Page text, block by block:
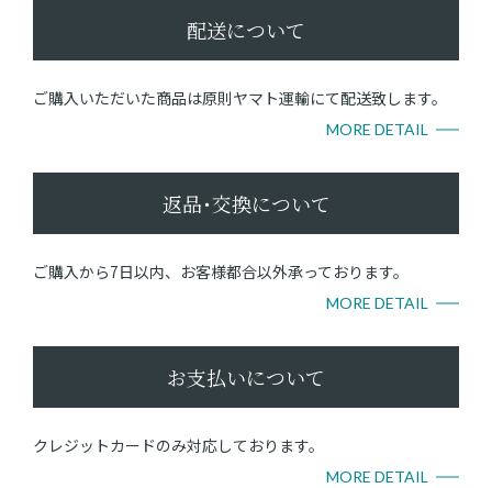
配送について
ご購入いただいた商品は原則ヤマト運輸にて配送致します。
MORE DETAIL
返品･交換について
ご購入から7日以内、お客様都合以外承っております。
MORE DETAIL
お支払いについて
クレジットカードのみ対応しております。
MORE DETAIL